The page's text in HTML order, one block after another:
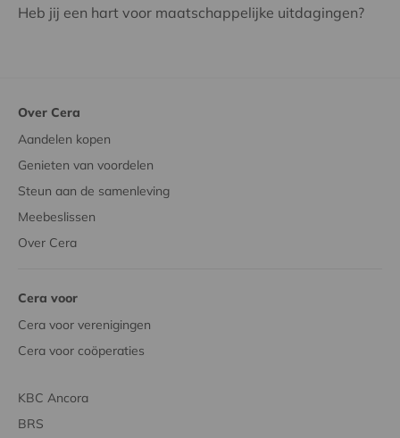
Heb jij een hart voor maatschappelijke uitdagingen?
Over Cera
Aandelen kopen
Genieten van voordelen
Steun aan de samenleving
Meebeslissen
Over Cera
Cera voor
Cera voor verenigingen
Cera voor coöperaties
KBC Ancora
BRS